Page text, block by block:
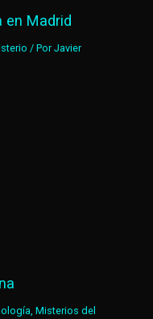
en Madrid
/ PorJavier
,Misterios del